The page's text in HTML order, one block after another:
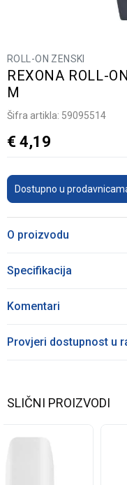
ROLL-ON ZENSKI
REXONA ROLL-
M
Šifra artikla: 59095514
€ 4,19
Dostupno u
O proizvodu
Specifikacija
Komentari
Provjeri dostupnost u
SLIČNI PROIZVODI